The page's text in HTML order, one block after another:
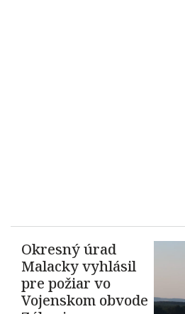
Okresný úrad
Malacky vyhlásil
pre požiar vo
Vojenskom obvode